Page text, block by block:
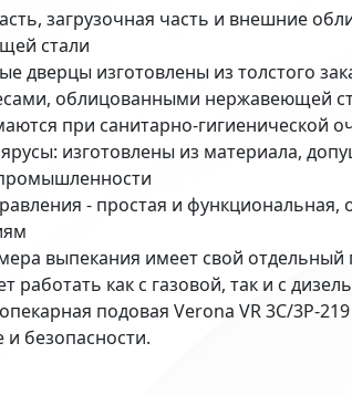
загрузочная часть и внешние
стали
дверцы изготовлены из толстого
облицованными нержавеющей
при санитарно-гигиенической
изготовлены из материала,
- простая и
выпекания имеет свой отдельный
работать как с газовой, так и с
подовая Verona VR 3C/3P-
и безопасности.